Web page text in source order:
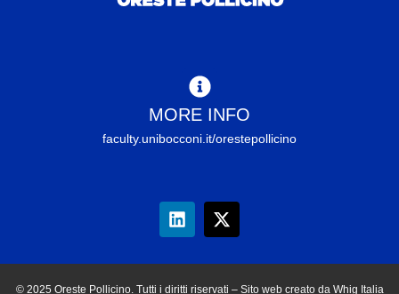
MORE INFO
faculty.unibocconi.it/orestepollicino
© 2025 Oreste Pollicino. Tutti i diritti riservati – Sito web creato da Whig Italia